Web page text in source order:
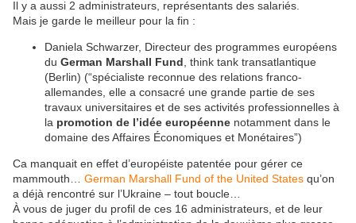
Il y a aussi 2 administrateurs, représentants des salariés.
Mais je garde le meilleur pour la fin :
Daniela Schwarzer, Directeur des programmes européens
du German Marshall Fund , think tank transatlantique
(Berlin) (“spécialiste reconnue des relations franco-
allemandes, elle a consacré une grande partie de ses
travaux universitaires et de ses activités professionnelles à
la promotion de l’idée européenne notamment dans le
domaine des Affaires Économiques et Monétaires”)
Ca manquait en effet d’européiste patentée pour gérer ce
mammouth… German Marshall Fund of the United States qu’on
a déjà rencontré sur l’Ukraine – tout boucle…
À vous de juger du profil de ces 16 administrateurs, et de leur